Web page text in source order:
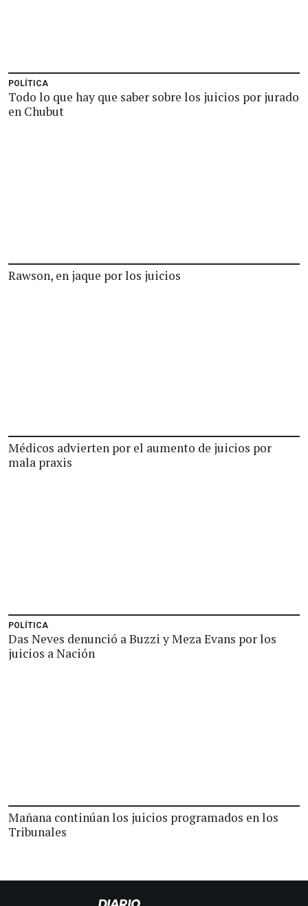
POLÍTICA
Todo lo que hay que saber sobre los juicios por jurado
en Chubut
Rawson, en jaque por los juicios
Médicos advierten por el aumento de juicios por
mala praxis
POLÍTICA
Das Neves denunció a Buzzi y Meza Evans por los
juicios a Nación
Mañana continúan los juicios programados en los
Tribunales